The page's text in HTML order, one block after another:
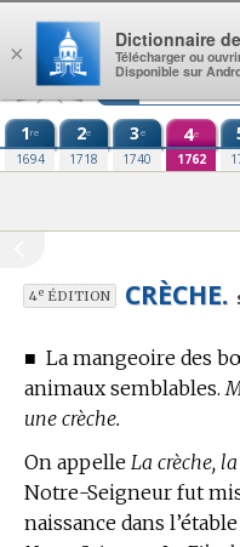
Aller au contenu
1re
1694
2e
1718
3e
1740
4e
1762
4eÉDITION CRÈCHE.
■ La mangeoire des
animaux semblables.
une crèche.
On appelle La crèche,
Notre-Seigneur fut
naissance dans
×
Dictionnaire
Télécharger ou
Disponible sur